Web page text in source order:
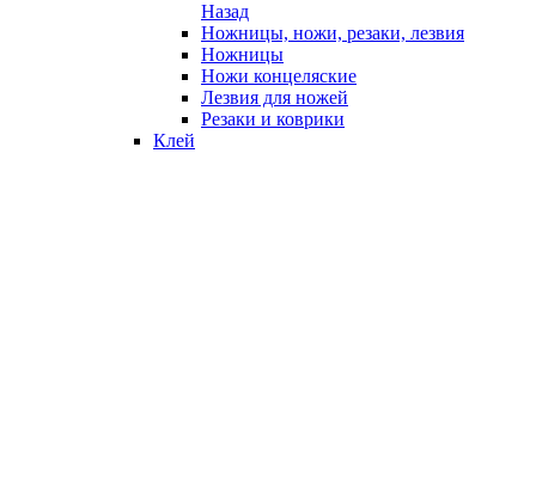
Назад
Ножницы, ножи, резаки, лезвия
Ножницы
Ножи концеляские
Лезвия для ножей
Резаки и коврики
Клей